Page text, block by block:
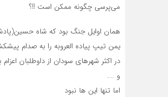
می‌پرسی چگونه ممکن است !!؟
همان اوایل جنگ بود که شاه حسین(پادشاه اردن) ۵۰۰۰ هزار نیروی نظامی
یمن تیپ پیاده العروبه را به صدام
در اکثر شهرهای سودان از داوطلبان
و ….
اما تنها این ها نبود